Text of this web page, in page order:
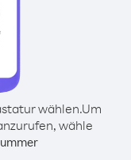
wählen.Um
wähle